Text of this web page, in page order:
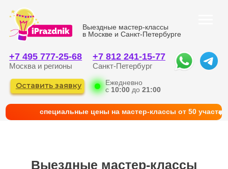
+7 495 777-25-68
Оставить заявку
Ежедневно
до21:00
в Москве и Санкт-Петербурге
cпециальные цены на мастер-классы от 50
Выездные мастер-классы